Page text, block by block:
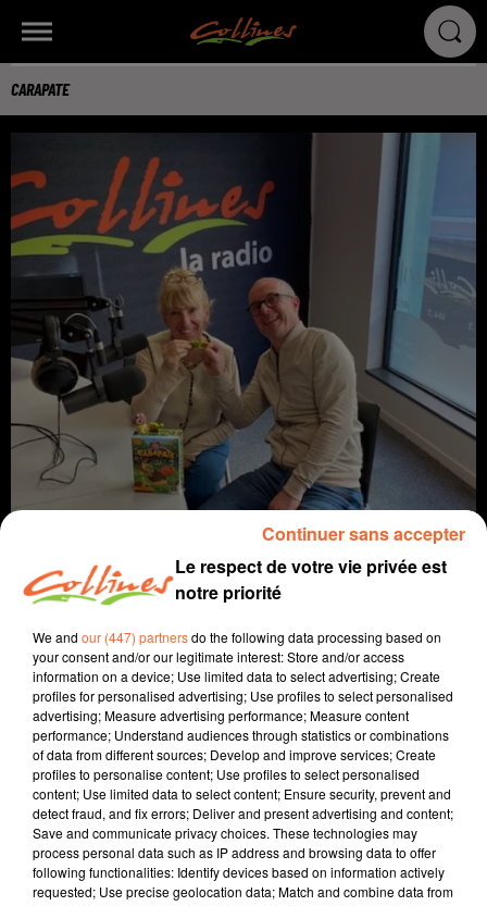
CARAPATE
jeu jeu de société
18 février 2025 - 3 min 44 sec
CARAPATE
Jacqueline Pinon
A quoi on joue ?
Le respect de votre vie privée est
notre priorité
We and our (447) partnersdo the following data processing based on
your consent and/or our legitimate interest: Store and/or access
information on a device; Use limited data to select advertising; Create
profiles for personalised advertising; Use profiles to select personalised
advertising; Measure advertising performance; Measure content
performance; Understand audiences through statistics or combinations
of data from different sources; Develop and improve services; Create
profiles to personalise content; Use profiles to select personalised
content; Use limited data to select content; Ensure security, prevent and
detect fraud, and fix errors; Deliver and present advertising and content;
Save and communicate privacy choices. These technologies may
process personal data such as IP address and browsing data to offer
following functionalities: Identify devices based on information actively
requested; Use precise geolocation data; Match and combine data from
Continuer sans accepter